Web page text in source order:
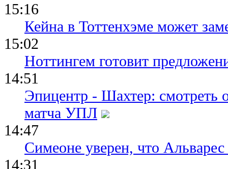
15:16
Кейна в Тоттенхэме может
15:02
Ноттингем готовит
14:51
Эпицентр - Шахтер: смотреть
матча УПЛ
14:47
Симеоне уверен, что Альварес
14:31